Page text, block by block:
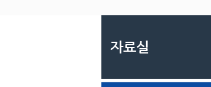
자료실